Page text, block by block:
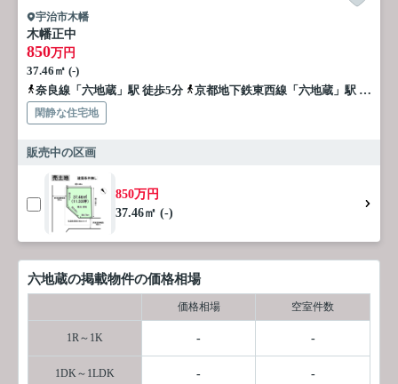
宇治市木幡
木幡正中
850万円
37.46㎡ (-)
奈良線「六地蔵」駅 徒歩5分
京都地下鉄東西線「六地蔵」駅 徒歩8分
閑静な住宅地
販売中の区画
850万円
37.46㎡ (-)
六地蔵の掲載物件の価格相場
価格相場 空室件数
1R～1K - -
1DK～1LDK - -